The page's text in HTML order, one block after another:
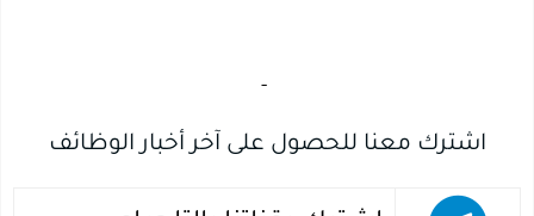
-‏
اشترك معنا للحصول على آخر أخبار الوظائف